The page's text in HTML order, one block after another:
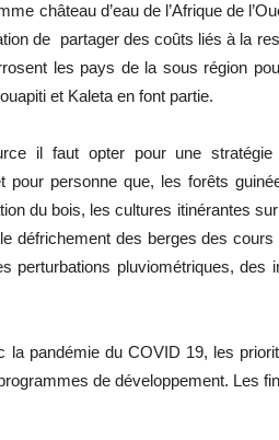
château d’eau de l’Afrique de
de partager des coûts liés à la
les pays de la sous région
et Kaleta en font partie.
il faut opter pour une
pour personne que, les forêts
du bois, les cultures itinérantes
défrichement des berges des cours
perturbations pluviométriques,
la pandémie du COVID 19, les
de développement. Les